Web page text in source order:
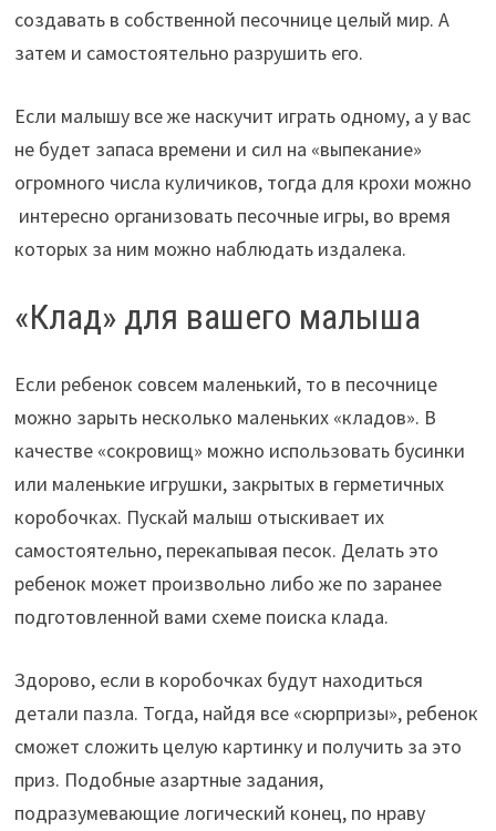
создавать в собственной песочнице целый мир. А
затем и самостоятельно разрушить его.
Если малышу все же наскучит играть одному, а у вас
не будет запаса времени и сил на «выпекание»
огромного числа куличиков, тогда для крохи можно
интересно организовать песочные игры, во время
которых за ним можно наблюдать издалека.
«Клад» для вашего малыша
Если ребенок совсем маленький, то в песочнице
можно зарыть несколько маленьких «кладов». В
качестве «сокровищ» можно использовать бусинки
или маленькие игрушки, закрытых в герметичных
коробочках. Пускай малыш отыскивает их
самостоятельно, перекапывая песок. Делать это
ребенок может произвольно либо же по заранее
подготовленной вами схеме поиска клада.
Здорово, если в коробочках будут находиться
детали пазла. Тогда, найдя все «сюрпризы», ребенок
сможет сложить целую картинку и получить за это
приз. Подобные азартные задания,
подразумевающие логический конец, по нраву